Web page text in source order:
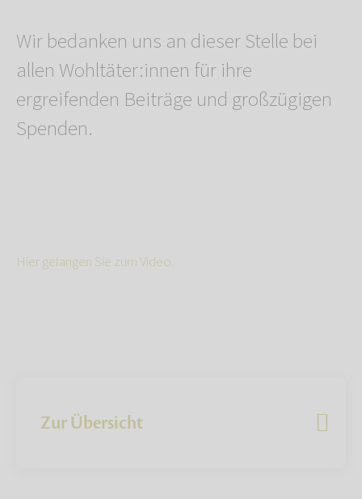
Wir bedanken uns an dieser Stelle bei
allen Wohltäter:innen für ihre
ergreifenden Beiträge und großzügigen
Spenden.
Hier gelangen Sie zum Video.
Zur Übersicht